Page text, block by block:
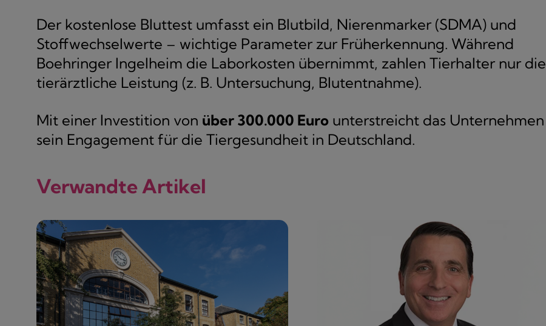
Der kostenlose Bluttest umfasst ein Blutbild, Nierenmarker (SDMA) und
Stoffwechselwerte – wichtige Parameter zur Früherkennung. Während
Boehringer Ingelheim die Laborkosten übernimmt, zahlen Tierhalter nur die
tierärztliche Leistung (z. B. Untersuchung, Blutentnahme).
Mit einer Investition von über 300.000 Euro unterstreicht das Unternehmen
sein Engagement für die Tiergesundheit in Deutschland.
Verwandte Artikel